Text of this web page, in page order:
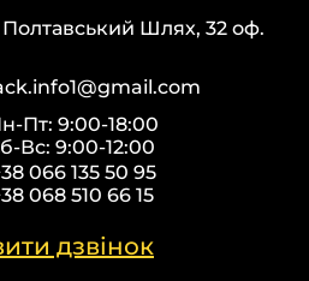
дзвінок
Pantone
та обмін
Про нас
пакети
пакети Бурі
(Слайдер) з логотипом
банан ПВХ
з логотипом
пакети ПВТ, ПНТ
об’ємні
“Майка”
“Банан”
Полтавський Шлях, 32 оф.
Пт: 9:00-18:00
Вс: 9:00-12:00
066 135 50 95
068 510 66 15